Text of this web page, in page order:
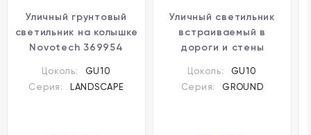
Уличный грунтовый
светильник на колышке
Novotech 369954
лампу 1xGU10 9W
Цоколь:
GU10
Серия:
LANDSCAPE
Уличный светильник
встраиваемый в
дороги и стены
GROUND IP67 под
лампу 1xGU10 9W
Цоколь:
GU10
Серия:
GROUND